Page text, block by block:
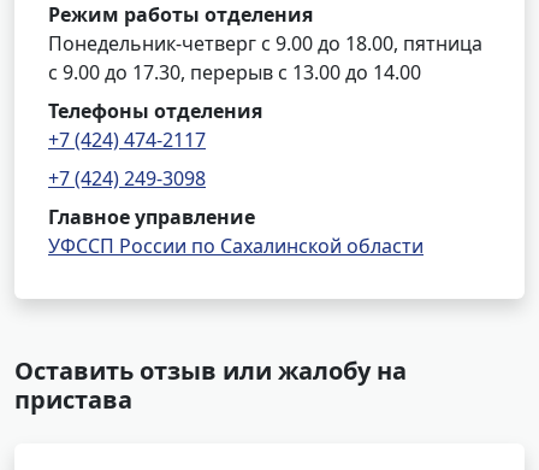
Режим работы отделения
Понедельник-четверг с 9.00 до 18.00, пятница
с 9.00 до 17.30, перерыв с 13.00 до 14.00
Телефоны отделения
+7 (424) 474-2117
+7 (424) 249-3098
Главное управление
УФССП России по Сахалинской области
Оставить отзыв или жалобу на
пристава